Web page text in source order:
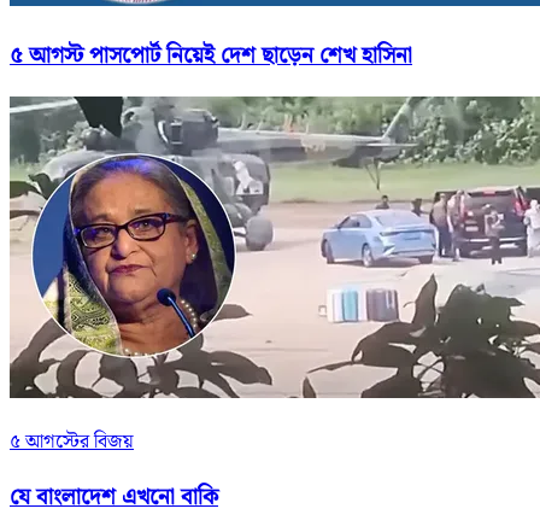
৫ আগস্ট পাসপোর্ট নিয়েই দেশ ছাড়েন শেখ হাসিনা
৫ আগস্টের বিজয়
যে বাংলাদেশ এখনো বাকি